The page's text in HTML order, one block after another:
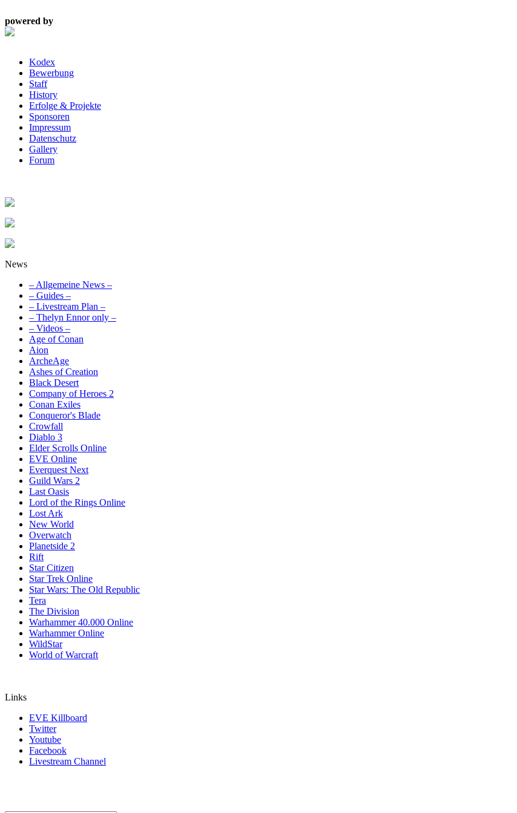
powered by
Kodex
Bewerbung
Staff
History
Erfolge & Projekte
Sponsoren
Impressum
Datenschutz
Gallery
Forum
News
– Allgemeine News –
– Guides –
– Livestream Plan –
– Thelyn Ennor only –
– Videos –
Age of Conan
Aion
ArcheAge
Ashes of Creation
Black Desert
Company of Heroes 2
Conan Exiles
Conqueror's Blade
Crowfall
Diablo 3
Elder Scrolls Online
EVE Online
Everquest Next
Guild Wars 2
Last Oasis
Lord of the Rings Online
Lost Ark
New World
Overwatch
Planetside 2
Rift
Star Citizen
Star Trek Online
Star Wars: The Old Republic
Tera
The Division
Warhammer 40.000 Online
Warhammer Online
WildStar
World of Warcraft
Links
EVE Killboard
Twitter
Youtube
Facebook
Livestream Channel